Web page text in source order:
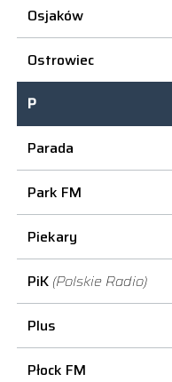
Osjaków
Ostrowiec
P
Parada
Park FM
Piekary
PiK (Polskie Radio)
Plus
Płock FM